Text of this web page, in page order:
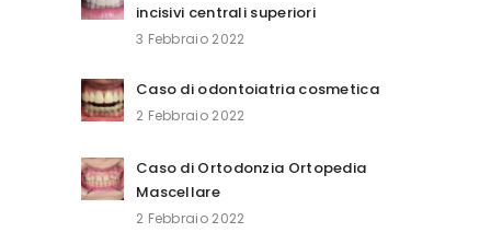
incisivi centrali superiori
3 Febbraio 2022
Caso di odontoiatria cosmetica
2 Febbraio 2022
Caso di Ortodonzia Ortopedia
Mascellare
2 Febbraio 2022